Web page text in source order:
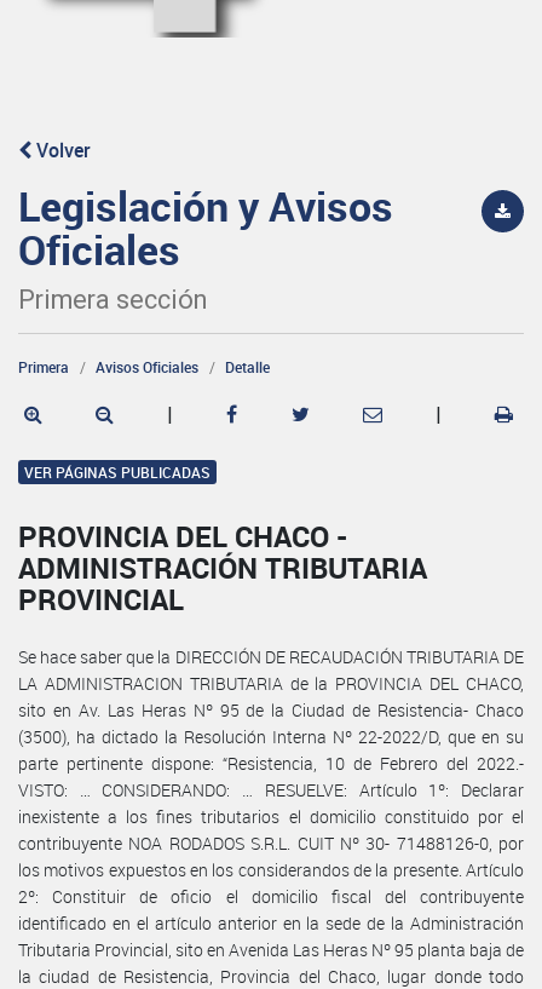
Volver
Legislación y Avisos
Oficiales
Primera sección
Primera Avisos Oficiales Detalle
| |
VER PÁGINAS PUBLICADAS
PROVINCIA DEL CHACO -
ADMINISTRACIÓN TRIBUTARIA
PROVINCIAL
Se hace saber que la DIRECCIÓN DE RECAUDACIÓN TRIBUTARIA DE
LA ADMINISTRACION TRIBUTARIA de la PROVINCIA DEL CHACO,
sito en Av. Las Heras Nº 95 de la Ciudad de Resistencia- Chaco
(3500), ha dictado la Resolución Interna Nº 22-2022/D, que en su
parte pertinente dispone: “Resistencia, 10 de Febrero del 2022.-
VISTO: … CONSIDERANDO: … RESUELVE: Artículo 1º: Declarar
inexistente a los fines tributarios el domicilio constituido por el
contribuyente NOA RODADOS S.R.L. CUIT Nº 30- 71488126-0, por
los motivos expuestos en los considerandos de la presente. Artículo
2º: Constituir de oficio el domicilio fiscal del contribuyente
identificado en el artículo anterior en la sede de la Administración
Tributaria Provincial, sito en Avenida Las Heras Nº 95 planta baja de
la ciudad de Resistencia, Provincia del Chaco, lugar donde todo